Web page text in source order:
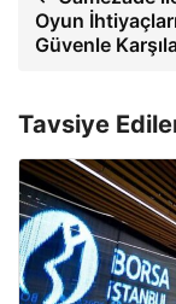
Oyun
Güvenle
Tavsiye